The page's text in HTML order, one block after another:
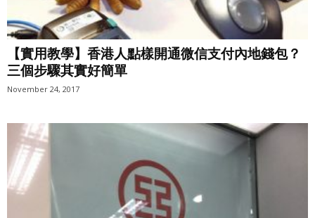
【實用教學】香港人點樣開通微信支付內地錢包？
三個步驟其實好簡單
November 24, 2017